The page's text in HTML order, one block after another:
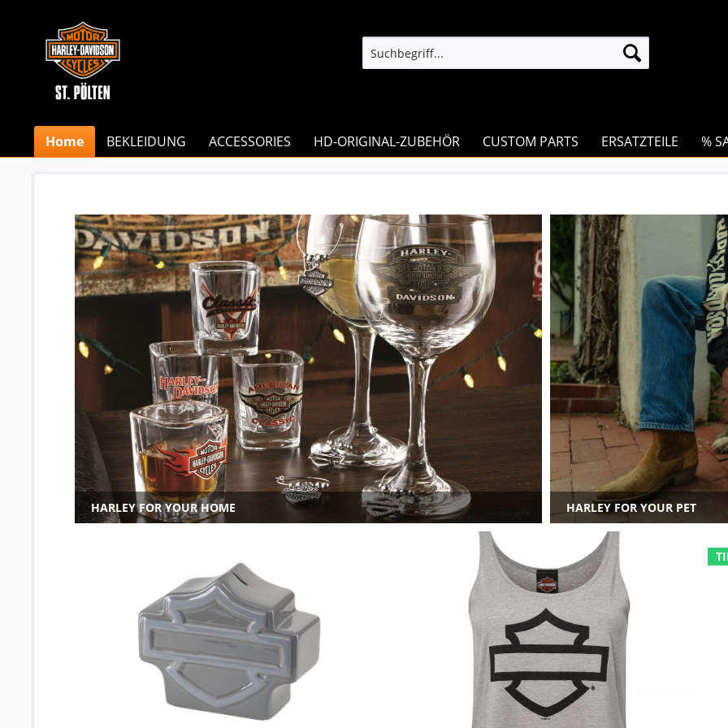
Home BEKLEIDUNG ACCESSORIES HD-ORIGINAL-ZUBEHÖR CUSTOM PARTS ERSATZTEILE %
HARLEY FOR YOUR PET
HARLEY FOR YOUR HOME